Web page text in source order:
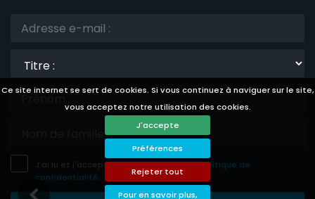
Ce site internet se sert de cookies. Si vous continuez à naviguer sur le site,
vous acceptez notre utilisation des cookies.
J'accepte
Préférences
Rejeter tout
Pour en savoir plus,
J'ai lu et j'accepte lesavis légaleet lapolitique de
confidentialité